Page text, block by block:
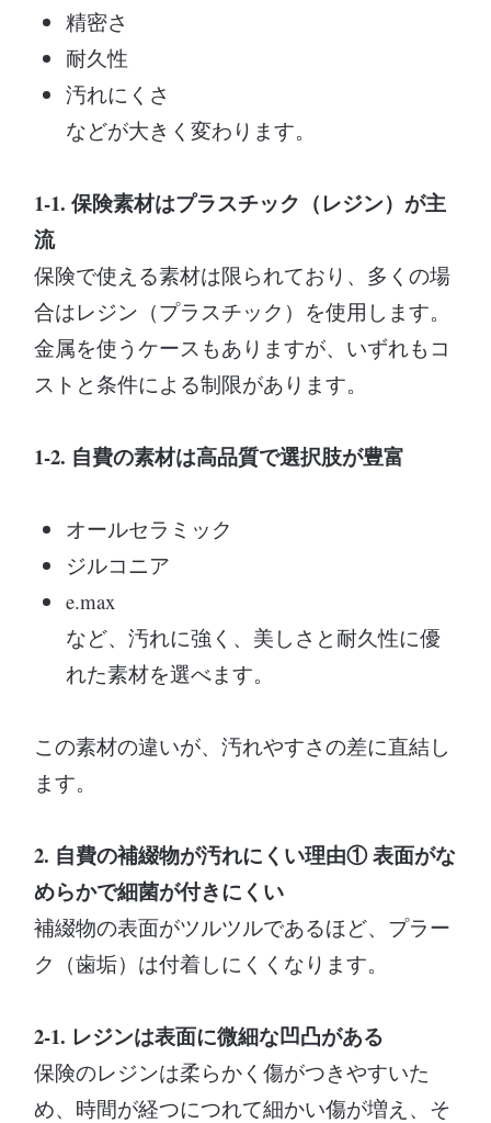
精密さ
耐久性
汚れにくさ
などが大きく変わります。
1-1. 保険素材はプラスチック（レジン）が主
流
保険で使える素材は限られており、多くの場
合はレジン（プラスチック）を使用します。
金属を使うケースもありますが、いずれもコ
ストと条件による制限があります。
1-2. 自費の素材は高品質で選択肢が豊富
オールセラミック
ジルコニア
e.max
など、汚れに強く、美しさと耐久性に優
れた素材を選べます。
この素材の違いが、汚れやすさの差に直結し
ます。
2. 自費の補綴物が汚れにくい理由① 表面がな
めらかで細菌が付きにくい
補綴物の表面がツルツルであるほど、プラー
ク（歯垢）は付着しにくくなります。
2-1. レジンは表面に微細な凹凸がある
保険のレジンは柔らかく傷がつきやすいた
め、時間が経つにつれて細かい傷が増え、そ